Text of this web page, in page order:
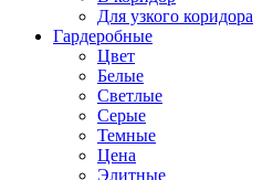
Для узкого коридора
Гардеробные
Цвет
Белые
Светлые
Серые
Темные
Цена
Элитные